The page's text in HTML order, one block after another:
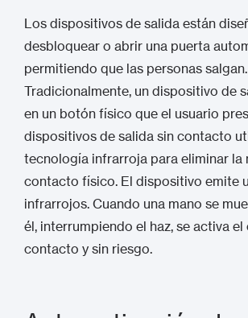
Los dispositivos de salida están
desbloquear o abrir una puerta
permitiendo que las personas salgan.
Tradicionalmente, un dispositivo de
en un botón físico que el usuario
dispositivos de salida sin contacto
tecnología infrarroja para eliminar la
contacto físico. El dispositivo emite
infrarrojos. Cuando una mano se
él, interrumpiendo el haz, se activa
contacto y sin riesgo.